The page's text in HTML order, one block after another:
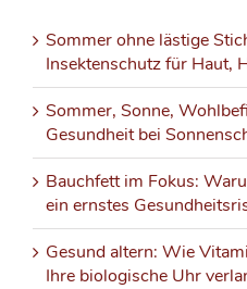
Sommer ohne lästige
Insektenschutz für Haut,
Sommer, Sonne,
Gesundheit bei
Bauchfett im Fokus:
ein ernstes
Gesund altern: Wie
Ihre biologische Uhr